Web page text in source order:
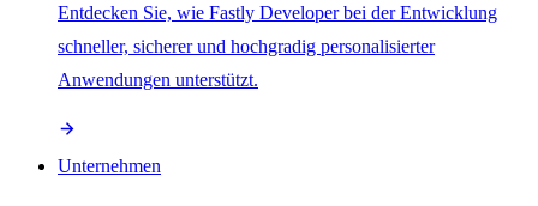
Entdecken Sie, wie Fastly Developer bei der Entwicklung
schneller, sicherer und hochgradig personalisierter
Anwendungen unterstützt.
Unternehmen